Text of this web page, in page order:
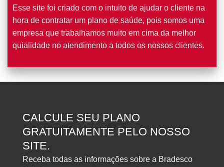
Esse site foi criado com o intuito de ajudar o cliente na
hora de contratar um plano de saúde, pois somos uma
empresa que trabalhamos muito em cima da melhor
quialidade no atendimento a todos os nossos clientes.
CALCULE SEU PLANO
GRATUITAMENTE PELO NOSSO
SITE.
Receba todas as informações sobre a Bradesco